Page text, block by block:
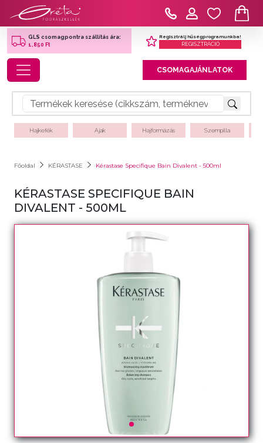
GLS csomagpontra szállítás ára:
1,850 Ft
Regisztrálj hűségprogramunkba!
REGISZTRÁCIÓ
Toggle navigation CSOMAGAJÁNLATOK
Hajkefék Ajak Hajformázás Szempilla
Főoldal KÉRASTASE Kérastase Specifique Bain Divalent - 500ml
KÉRASTASE SPECIFIQUE BAIN
DIVALENT - 500ML